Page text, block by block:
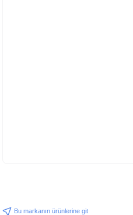
Bu markanın ürünlerine git